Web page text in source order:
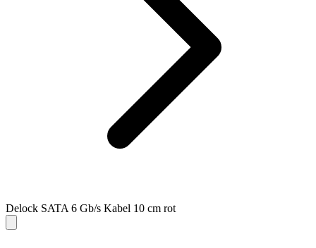
Delock SATA 6 Gb/s Kabel 10 cm rot